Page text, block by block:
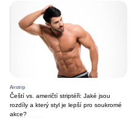
Airstrip
Čeští vs. američtí striptéři: Jaké jsou
rozdíly a který styl je lepší pro soukromé
akce?